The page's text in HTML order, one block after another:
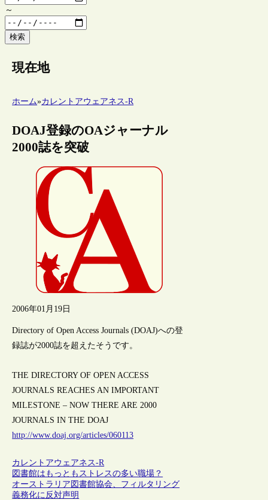
～
検索
現在地
ホーム»カレントアウェアネス-R
DOAJ登録のOAジャーナル
2000誌を突破
2006年01月19日
Directory of Open Access Journals (DOAJ)への登
録誌が2000誌を超えたそうです。
THE DIRECTORY OF OPEN ACCESS
JOURNALS REACHES AN IMPORTANT
MILESTONE – NOW THERE ARE 2000
JOURNALS IN THE DOAJ
http://www.doaj.org/articles/060113
カレントアウェアネス-R
図書館はもっともストレスの多い職場？
オーストラリア図書館協会、フィルタリング
義務化に反対声明